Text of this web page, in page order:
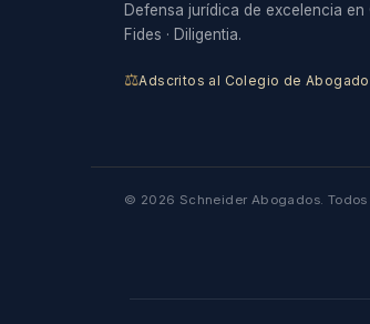
Defensa jurídica de excelencia en
Fides · Diligentia.
⚖Adscritos al Colegio de
© 2026 Schneider Abogados.